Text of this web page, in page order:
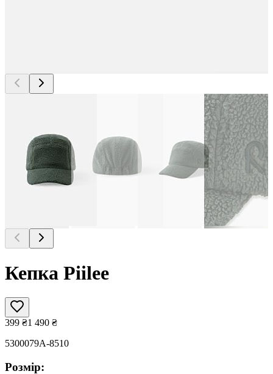
Кепка Piilee
399 ₴1 490 ₴
5300079A-8510
Розмір: